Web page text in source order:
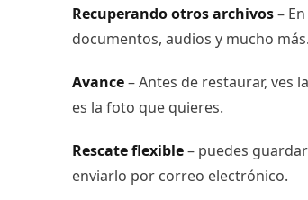
Recuperando otros archivos–
documentos, audios y mucho más.
Avance– Antes de restaurar, ves
es la foto que quieres.
Rescate flexible– puedes
enviarlo por correo electrónico.